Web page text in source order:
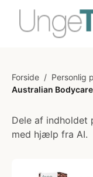
Forside / Personlig
Australian
Dele af indholdet
med hjælp fra AI.